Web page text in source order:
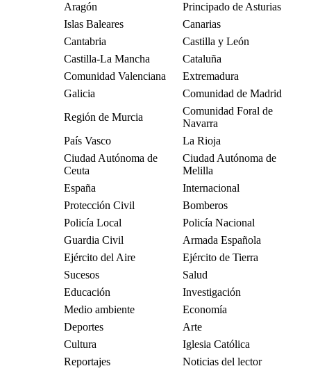
Aragón
Principado de Asturias
Islas Baleares
Canarias
Cantabria
Castilla y León
Castilla-La Mancha
Cataluña
Comunidad Valenciana
Extremadura
Galicia
Comunidad de Madrid
Región de Murcia
Comunidad Foral de
Navarra
País Vasco
La Rioja
Ciudad Autónoma de
Ceuta
Ciudad Autónoma de
Melilla
España
Internacional
Protección Civil
Bomberos
Policía Local
Policía Nacional
Guardia Civil
Armada Española
Ejército del Aire
Ejército de Tierra
Sucesos
Salud
Educación
Investigación
Medio ambiente
Economía
Deportes
Arte
Cultura
Iglesia Católica
Reportajes
Noticias del lector